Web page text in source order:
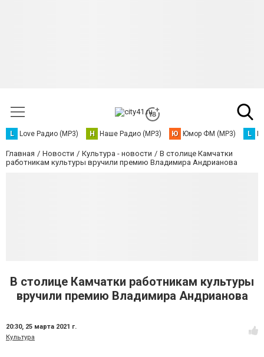
L Love Радио (MP3) Н Наше Радио (MP3) Ю Юмор ФМ (MP3) L
Главная Новости Культура - новости
В столице Камчатки
работникам культуры вручили премию Владимира Андрианова
В столице Камчатки работникам культуры
вручили премию Владимира Андрианова
20:30, 25 марта 2021 г.
Культура